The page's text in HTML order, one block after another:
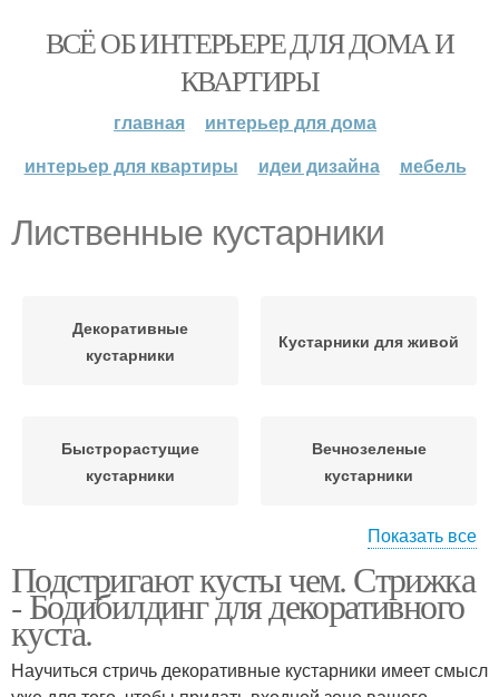
ВСЁ ОБ ИНТЕРЬЕРЕ ДЛЯ ДОМА И
КВАРТИРЫ
главная
интерьер для дома
интерьер для квартиры
идеи дизайна мебель
Лиственные кустарники
Декоративные
кустарники
Кустарники для живой
Быстрорастущие
кустарники
Вечнозеленые
кустарники
кустарники
Показать все
Подстригают кусты чем. Стрижка
- Бодибилдинг для декоративного
куста.
Научиться стричь декоративные кустарники имеет смысл